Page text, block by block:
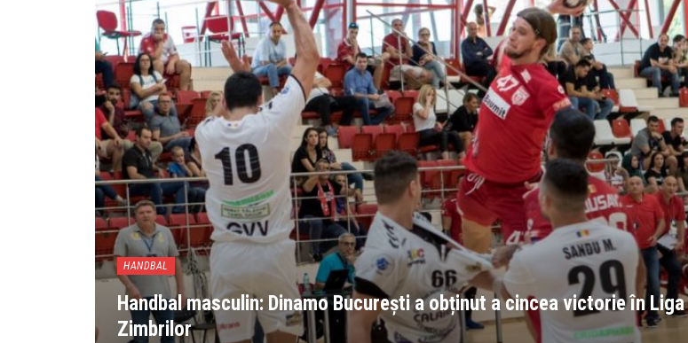
HANDBAL
Handbal masculin: Dinamo București a obținut a cincea victorie în Liga
Zimbrilor